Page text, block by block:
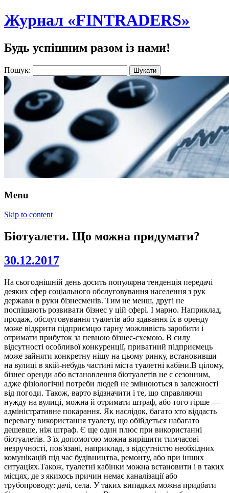
Журнал «FINTRADERS»
Будь успішним разом із нами!
Пошук:
Menu
Skip to content
Біотуалети. Що можна придумати?
30.12.2017
На сьогоднішній день досить популярна тенденція передачі
деяких сфер соціального обслуговування населення з рук
держави в руки бізнесменів. Тим не менш, другі не
поспішають розвивати бізнес у цій сфері. І марно. Наприклад,
продаж, обслуговування туалетів або здавання їх в оренду
може відкрити підприємцю гарну можливість заробити і
отримати прибуток за певною бізнес-схемою. В силу
відсутності особливої конкуренції, приватний підприємець
може зайняти конкретну нішу на цьому ринку, встановивши
на вулиці в якій-небудь частині міста туалетні кабіни.В цілому,
бізнес оренди або встановлення біотуалетів не є сезонним,
адже фізіологічні потреби людей не змінюються в залежності
від погоди. Також, варто відзначити і те, що справляючи
нужду на вулиці, можна й отримати штраф, або того гірше —
адміністративне покарання. Як наслідок, багато хто віддасть
перевагу використання туалету, що обійдеться набагато
дешевше, ніж штраф. Є ще один плюс при використанні
біотуалетів. З їх допомогою можна вирішити тимчасові
незручності, пов'язані, наприклад, з відсутністю необхідних
комунікацій під час будівництва, ремонту, або при інших
ситуаціях.Також, туалетні кабінки можна встановити і в таких
місцях, де з якихось причин немає каналізації або
трубопроводу: дачі, села. У таких випадках можна придбати